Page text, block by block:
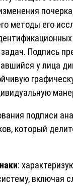
методы его
Подпись
у лица
подписи
который
:
включая